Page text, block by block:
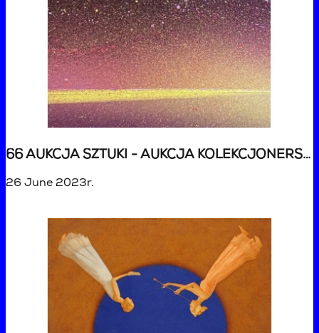
66 AUKCJA SZTUKI - AUKCJA KOLEKCJONERSKA
26 June 2023r.